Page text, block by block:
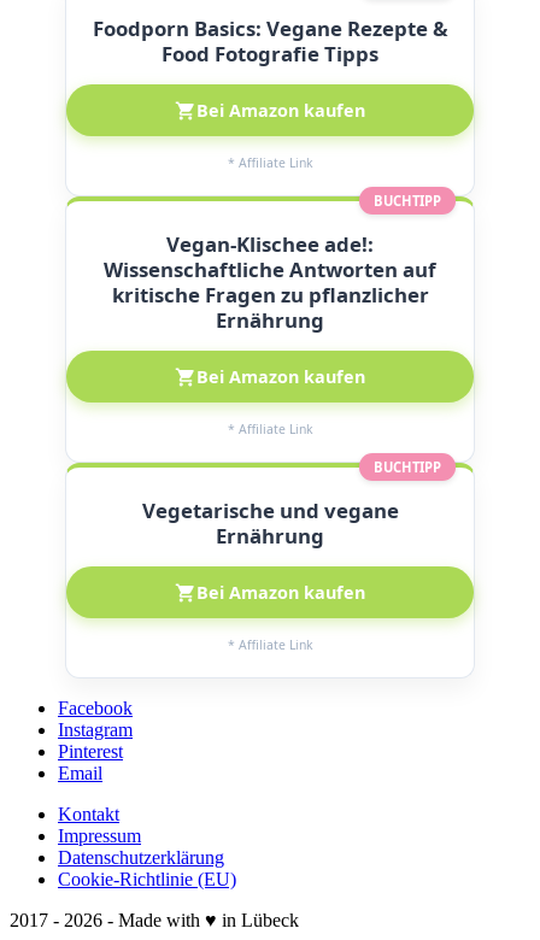
Foodporn Basics: Vegane Rezepte &
Food Fotografie Tipps
Bei Amazon kaufen
* Affiliate Link
BUCHTIPP
Vegan-Klischee ade!:
Wissenschaftliche Antworten auf
kritische Fragen zu pflanzlicher
Ernährung
Bei Amazon kaufen
* Affiliate Link
BUCHTIPP
Vegetarische und vegane
Ernährung
Bei Amazon kaufen
* Affiliate Link
Facebook
Instagram
Pinterest
Email
Kontakt
Impressum
Datenschutzerklärung
Cookie-Richtlinie (EU)
2017 - 2026 - Made with ♥ in Lübeck